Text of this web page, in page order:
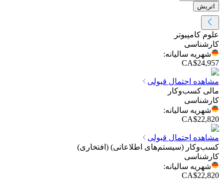
اتریش
علوم کامپیوتر
کارشناسی
شهریه سالیانه:
CA$24,957
مشاهده احتمال قبولی
مالی کسب‌وکار
کارشناسی
شهریه سالیانه:
CA$22,820
مشاهده احتمال قبولی
کسب‌وکار (سیستم‌های اطلاعاتی) (افتخاری)
کارشناسی
شهریه سالیانه:
CA$22,820